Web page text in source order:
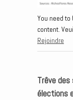
You need
content.
Rejoindre
Trêve des
élections